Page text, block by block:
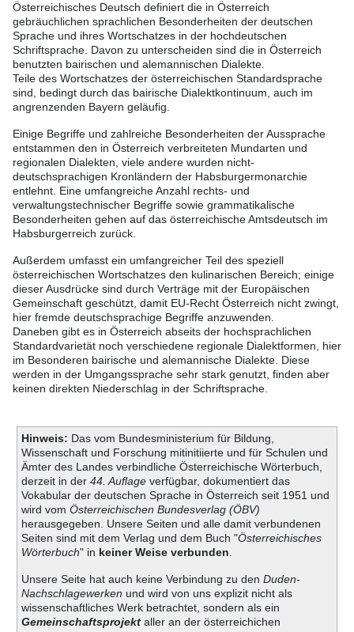
Österreichisches Deutsch definiert die in Österreich
gebräuchlichen sprachlichen Besonderheiten der deutschen
Sprache und ihres Wortschatzes in der hochdeutschen
Schriftsprache. Davon zu unterscheiden sind die in Österreich
benutzten bairischen und alemannischen Dialekte.
Teile des Wortschatzes der österreichischen Standardsprache
sind, bedingt durch das bairische Dialektkontinuum, auch im
angrenzenden Bayern geläufig.
Einige Begriffe und zahlreiche Besonderheiten der Aussprache
entstammen den in Österreich verbreiteten Mundarten und
regionalen Dialekten, viele andere wurden nicht-
deutschsprachigen Kronländern der Habsburgermonarchie
entlehnt. Eine umfangreiche Anzahl rechts- und
verwaltungstechnischer Begriffe sowie grammatikalische
Besonderheiten gehen auf das österreichische Amtsdeutsch im
Habsburgerreich zurück.
Außerdem umfasst ein umfangreicher Teil des speziell
österreichischen Wortschatzes den kulinarischen Bereich; einige
dieser Ausdrücke sind durch Verträge mit der Europäischen
Gemeinschaft geschützt, damit EU-Recht Österreich nicht zwingt,
hier fremde deutschsprachige Begriffe anzuwenden.
Daneben gibt es in Österreich abseits der hochsprachlichen
Standardvarietät noch verschiedene regionale Dialektformen, hier
im Besonderen bairische und alemannische Dialekte. Diese
werden in der Umgangssprache sehr stark genutzt, finden aber
keinen direkten Niederschlag in der Schriftsprache.
Hinweis: Das vom Bundesministerium für Bildung,
Wissenschaft und Forschung mitinitiierte und für Schulen und
Ämter des Landes verbindliche Österreichische Wörterbuch,
derzeit in der 44. Auflageverfügbar, dokumentiert das
Vokabular der deutschen Sprache in Österreich seit 1951 und
wird vom Österreichischen Bundesverlag (ÖBV)
herausgegeben. Unsere Seiten und alle damit verbundenen
Seiten sind mit dem Verlag und dem Buch "Österreichisches
Wörterbuch" in keiner Weise verbunden
Unsere Seite hat auch keine Verbindung zu den Duden-
Nachschlagewerken und wird von uns explizit nicht als
wissenschaftliches Werk betrachtet, sondern als ein
Gemeinschaftsprojektaller an der österreichichen